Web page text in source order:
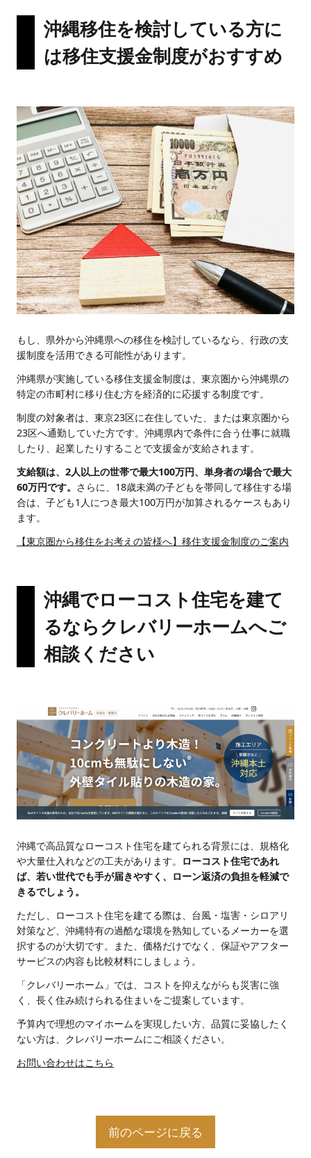
沖縄移住を検討している方に
は移住支援金制度がおすすめ
もし、県外から沖縄県への移住を検討しているなら、行政の支
援制度を活用できる可能性があります。
沖縄県が実施している移住支援金制度は、東京圏から沖縄県の
特定の市町村に移り住む方を経済的に応援する制度です。
制度の対象者は、東京23区に在住していた、または東京圏から
23区へ通勤していた方です。沖縄県内で条件に合う仕事に就職
したり、起業したりすることで支援金が支給されます。
支給額は、2人以上の世帯で最大100万円、単身者の場合で最大
60万円です。 さらに、18歳未満の子どもを帯同して移住する場
合は、子ども1人につき最大100万円が加算されるケースもあり
ます。
【東京圏から移住をお考えの皆様へ】移住支援金制度のご案内
沖縄でローコスト住宅を建て
るならクレバリーホームへご
相談ください
沖縄で高品質なローコスト住宅を建てられる背景には、規格化
や大量仕入れなどの工夫があります。
ローコスト住宅であれ
ば、若い世代でも手が届きやすく、ローン返済の負担を軽減で
きるでしょう。
ただし、ローコスト住宅を建てる際は、台風・塩害・シロアリ
対策など、沖縄特有の過酷な環境を熟知しているメーカーを選
択するのが大切です。また、価格だけでなく、保証やアフター
サービスの内容も比較材料にしましょう。
「クレバリーホーム」では、コストを抑えながらも災害に強
く、長く住み続けられる住まいをご提案しています。
予算内で理想のマイホームを実現したい方、品質に妥協したく
ない方は、クレバリーホームにご相談ください。
お問い合わせはこちら
前のページに戻る